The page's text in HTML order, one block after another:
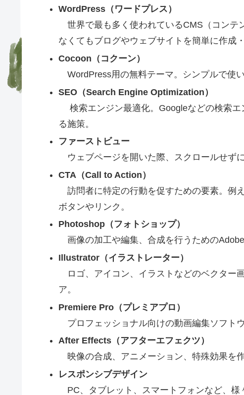
WordPress（ワードプレス）
世界で最も多く使われているCMS（コンテ
なくてもブログやウェブサイトを簡単に作成
Cocoon（コクーン）
WordPress用の無料テーマ。シンプルで使
SEO（Search Engine Optimization）
検索エンジン最適化。Googleなどの検索エ
る施策。
ファーストビュー
ウェブページを開いた際、スクロールせず
CTA（Call to Action）
訪問者に特定の行動を促すための要素。例
ボタンやリンク。
Photoshop（フォトショップ）
画像の加工や編集、合成を行うためのAdobe
Illustrator（イラストレーター）
ロゴ、アイコン、イラストなどのベクター
ア。
Premiere Pro（プレミアプロ）
プロフェッショナル向けの動画編集ソフトウ
After Effects（アフターエフェクツ）
映像の合成、アニメーション、特殊効果を
レスポンシブデザイン
PC、タブレット、スマートフォンなど、様